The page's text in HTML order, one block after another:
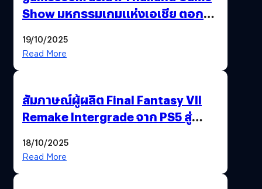
Show มหกรรมเกมแห่งเอเชีย ตอกย้ำ
พาณิชย์ร่วมชูความสำเร็จ
19/10/2025
Read More
สัมภาษณ์ผู้ผลิต Final Fantasy VII
Remake Intergrade จาก PS5 สู่
18/10/2025
Read More